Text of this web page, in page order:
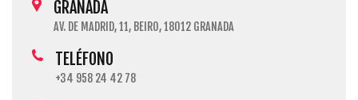
GRANADA
AV. DE MADRID, 11, BEIRO, 18012 GRANADA
TELÉFONO
+34 958 24 42 78